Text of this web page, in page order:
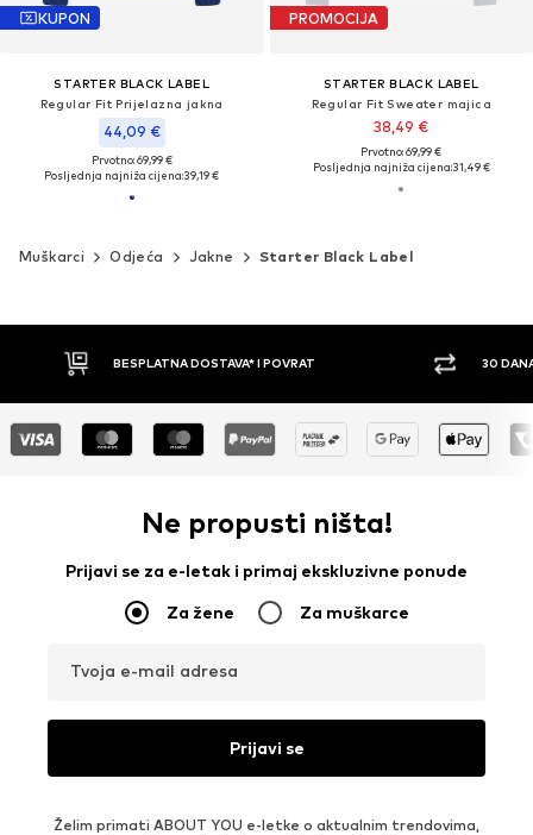
KUPON
STARTER BLACK LABEL
Regular Fit Prijelazna jakna
44,09 €
Prvotno: 69,99 €
Posljednja najniža cijena:39,19 €
PROMOCIJA
STARTER BLACK LABEL
Regular Fit Sweater majica
38,49 €
Prvotno: 69,99 €
Posljednja najniža cijena:31,49 €
Muškarci Odjeća Jakne Starter Black Label
30 DANA PRAVO NA POVRAT
Ne propusti ništa!
Prijavi se za e-letak i primaj ekskluzivne ponude
Za žene Za muškarce
Tvoja e-mail adresa
Prijavi se
Želim primati ABOUT YOU e-letke o aktualnim trendovima,